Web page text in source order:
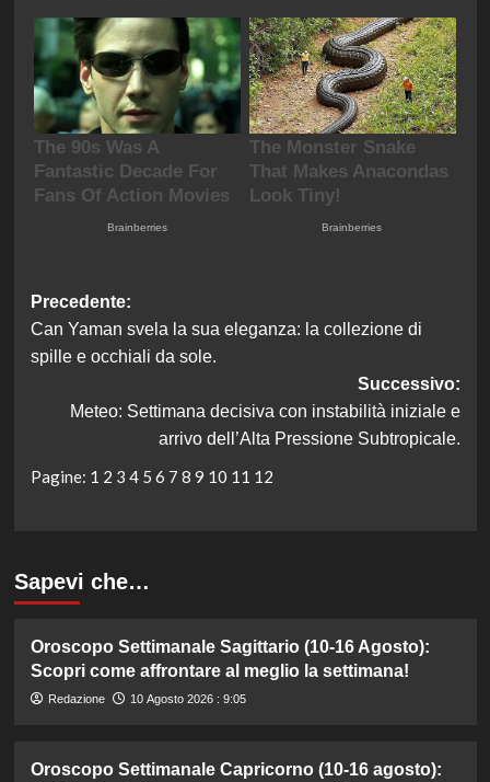
Navigazione
articolo
Precedente:
Can Yaman svela la sua eleganza: la collezione di
spille e occhiali da sole.
Successivo:
Meteo: Settimana decisiva con instabilità iniziale e
arrivo dell’Alta Pressione Subtropicale.
Pagine: 1 2 3 4 5 6 7 8 9 10 11 12
Sapevi che…
Oroscopo Settimanale Sagittario (10-16 Agosto):
Scopri come affrontare al meglio la settimana!
Redazione 10 Agosto 2026 : 9:05
Oroscopo Settimanale Capricorno (10-16 agosto):